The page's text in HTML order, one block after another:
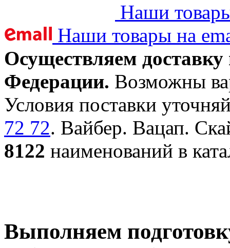
Наши
Наши товары на
Осуществляем
Федерации. Возможны
Условия поставки
72 72. Вайбер. Вацап.
8122 наименований в
Выполняем